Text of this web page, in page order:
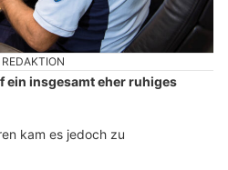
ein insgesamt eher ruhiges
kam es jedoch zu